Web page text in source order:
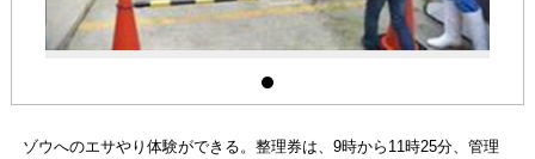
ゾウへのエサやり体験ができる。整理券は、9時から11時25分、管理